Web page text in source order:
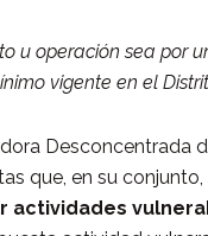
u operación sea por
vigente en el
Desconcentrada
que, en su
actividades